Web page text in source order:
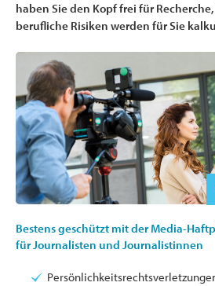
haben Sie den Kopf frei für
berufliche Risiken werden für Sie
Bestens geschützt mit der Media-
für Journalisten und Journalistinnen